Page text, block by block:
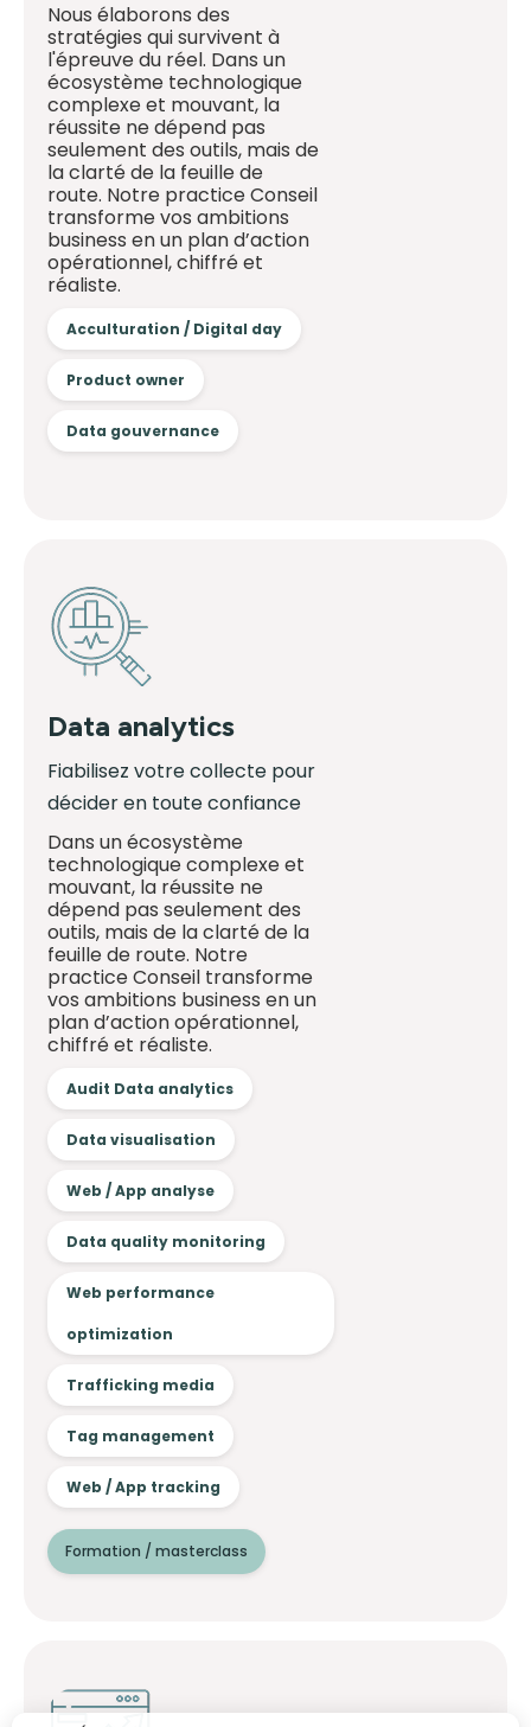
Nous élaborons des
stratégies qui survivent à
l'épreuve du réel. Dans un
écosystème technologique
complexe et mouvant, la
réussite ne dépend pas
seulement des outils, mais de
la clarté de la feuille de
route. Notre practice Conseil
transforme vos ambitions
business en un plan d’action
opérationnel, chiffré et
réaliste.
Acculturation / Digital day
Product owner
Data gouvernance
Data analytics
Fiabilisez votre collecte pour
décider en toute confiance
Dans un écosystème
technologique complexe et
mouvant, la réussite ne
dépend pas seulement des
outils, mais de la clarté de la
feuille de route. Notre
practice Conseil transforme
vos ambitions business en un
plan d’action opérationnel,
chiffré et réaliste.
Audit Data analytics
Data visualisation
Web / App analyse
Data quality monitoring
Web performance
optimization
Trafficking media
Tag management
Web / App tracking
Formation / masterclass